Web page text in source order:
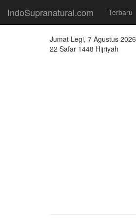
IndoSupranatural.com Terbaru
Jumat Legi, 7 Agustus 2026
22 Safar 1448 Hijriyah